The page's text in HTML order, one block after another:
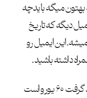
میگه باید چه
بین ۱ تا ۷ روز یک ایمیل دیگه که تاریخ
این ایمیل رو
داشته باشید.
هزینه ای که از شما در روز مصاحبه خواهند گرفت ۶۰ یورو است